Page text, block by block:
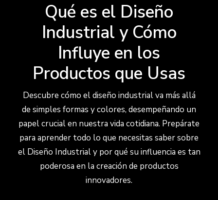
Qué es el Diseño
Industrial y Cómo
Influye en los
Productos que Usas
Descubre cómo el diseño industrial va más allá
de simples formas y colores, desempeñando un
papel crucial en nuestra vida cotidiana. Prepárate
para aprender todo lo que necesitas saber sobre
el Diseño Industrial y por qué su influencia es tan
poderosa en la creación de productos
innovadores.